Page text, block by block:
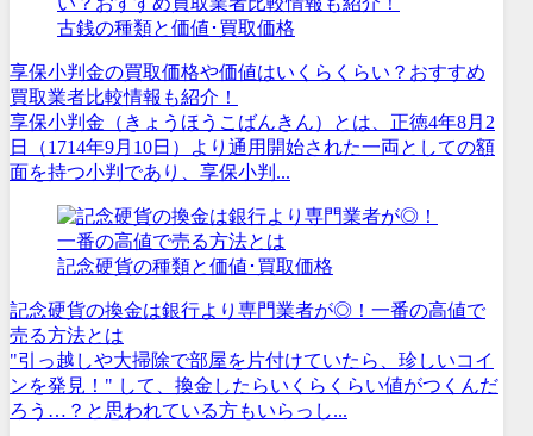
古銭の種類と価値･買取価格
享保小判金の買取価格や価値はいくらくらい？おすすめ
買取業者比較情報も紹介！
享保小判金（きょうほうこばんきん）とは、正徳4年8月2
日（1714年9月10日）より通用開始された一両としての額
面を持つ小判であり、享保小判...
記念硬貨の種類と価値･買取価格
記念硬貨の換金は銀行より専門業者が◎！一番の高値で
売る方法とは
"引っ越しや大掃除で部屋を片付けていたら、珍しいコイ
ンを発見！" して、換金したらいくらくらい値がつくんだ
ろう…？と思われている方もいらっし...